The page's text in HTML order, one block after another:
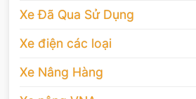
Xe Đã Qua Sử Dụng
Xe điện các loại
Xe Nâng Hàng